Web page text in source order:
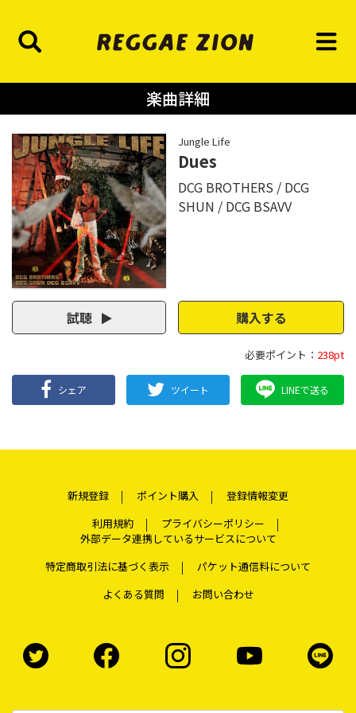
楽曲詳細
Jungle Life
Dues
DCG BROTHERS
DCG
SHUN
DCG BSAVV
試聴 購入する
必要ポイント： 238pt
シェア ツイート LINEで送る
新規登録 ポイント購入
登録情報変更
利用規約
プライバシーポリシー
外部データ連携しているサービスについて
特定商取引法に基づく表示
パケット通信料について
よくある質問
お問い合わせ